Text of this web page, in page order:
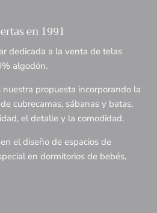
en 1991
dedicada a la venta de telas
algodón.
propuesta incorporando la
cubrecamas, sábanas y batas,
el detalle y la comodidad.
el diseño de espacios de
en dormitorios de bebés,